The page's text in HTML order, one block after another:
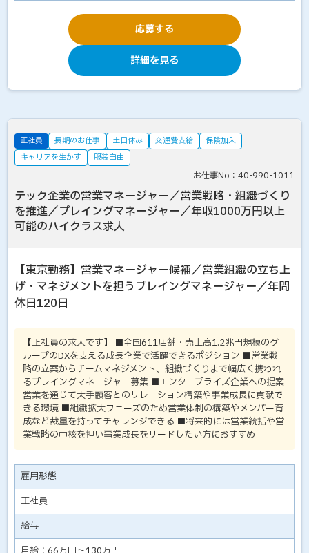
応募する
詳細を見る
正社員 長期のお仕事 土日休み 交通費支給
保険加入
キャリアを生かす
服装自由
お仕事No：40-990-1011
テック企業の営業マネージャー／営業戦略・組織づくり
を推進／プレイングマネージャー／年収1000万円以上
可能のハイクラス求人
【東京勤務】営業マネージャー候補／営業組織の立ち上
げ・マネジメントを担うプレイングマネージャー／年間
休日120日
【正社員の求人です】 ■全国611店舗・売上高1.2兆円規模のグ
ループのDXを支える成長企業で活躍できるポジション ■営業戦
略の立案からチームマネジメント、組織づくりまで幅広く携われ
るプレイングマネージャー募集 ■エンタープライズ企業への提案
営業を通じて大手顧客とのリレーション構築や事業成長に貢献で
きる環境 ■組織拡大フェーズのため営業体制の構築やメンバー育
成など裁量を持ってチャレンジできる ■将来的には営業統括や営
業戦略の中核を担い事業成長をリードしたい方におすすめ
雇用形態
正社員
給与